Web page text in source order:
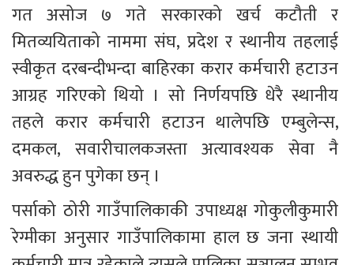
गत असोज ७ गते सरकारको खर्च कटौती र
मितव्ययिताको नाममा संघ, प्रदेश र स्थानीय तहलाई
स्वीकृत दरबन्दीभन्दा बाहिरका करार कर्मचारी हटाउन
आग्रह गरिएको थियो । सो निर्णयपछि धेरै स्थानीय
तहले करार कर्मचारी हटाउन थालेपछि एम्बुलेन्स,
दमकल, सवारीचालकजस्ता अत्यावश्यक सेवा नै
अवरुद्ध हुन पुगेका छन् ।
पर्साको ठोरी गाउँपालिकाकी उपाध्यक्ष गोकुलीकुमारी
रेग्मीका अनुसार गाउँपालिकामा हाल छ जना स्थायी